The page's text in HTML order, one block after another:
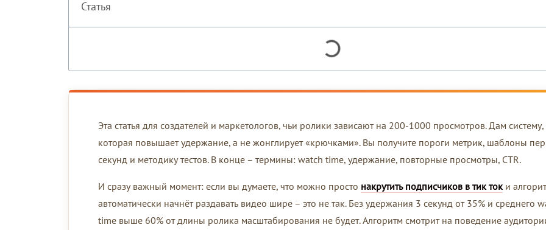
Статья
Эта статья для создателей и маркетологов, чьи ролики зависают на 200-1000 просмотров. Дам систему,
которая повышает удержание, а не жонглирует «крючками». Вы получите пороги метрик, шаблоны
секунд и методику тестов. В конце – термины: watch time, удержание, повторные просмотры, CTR.
И сразу важный момент: если вы думаете, что можно просто накрутить подписчиков в тик ток и
автоматически начнёт раздавать видео шире – это не так. Без удержания 3 секунд от 35% и среднего
time выше 60% от длины ролика масштабирования не будет. Алгоритм смотрит на поведение